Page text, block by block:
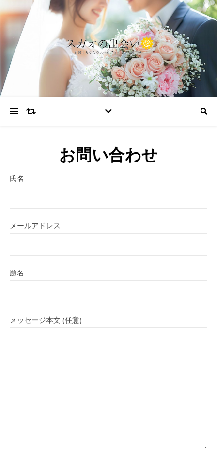
お問い合わせ
氏名
メールアドレス
題名
メッセージ本文 (任意)